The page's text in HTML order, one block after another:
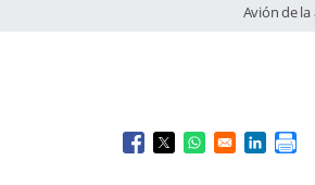
Avión de
Opens in a new window
Opens in a new
Opens in aOpens